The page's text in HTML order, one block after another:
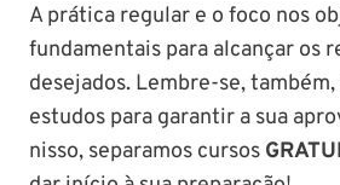
A prática regular e o foco nos
fundamentais para alcançar os
desejados. Lembre-se,
estudos para garantir a sua
nisso, separamos cursos